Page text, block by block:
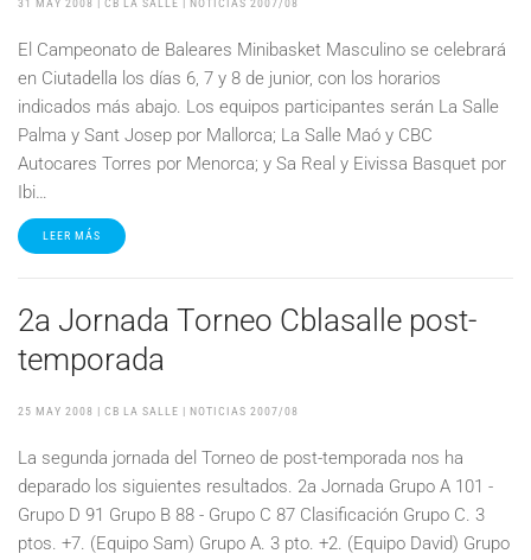
31 MAY 2008 | CB LA SALLE | NOTICIAS 2007/08
El Campeonato de Baleares Minibasket Masculino se celebrará
en Ciutadella los días 6, 7 y 8 de junior, con los horarios
indicados más abajo. Los equipos participantes serán La Salle
Palma y Sant Josep por Mallorca; La Salle Maó y CBC
Autocares Torres por Menorca; y Sa Real y Eivissa Basquet por
Ibi…
LEER MÁS
2a Jornada Torneo Cblasalle post-
temporada
25 MAY 2008 | CB LA SALLE | NOTICIAS 2007/08
La segunda jornada del Torneo de post-temporada nos ha
deparado los siguientes resultados. 2a Jornada Grupo A 101 -
Grupo D 91 Grupo B 88 - Grupo C 87 Clasificación Grupo C. 3
ptos. +7. (Equipo Sam) Grupo A. 3 pto. +2. (Equipo David) Grupo